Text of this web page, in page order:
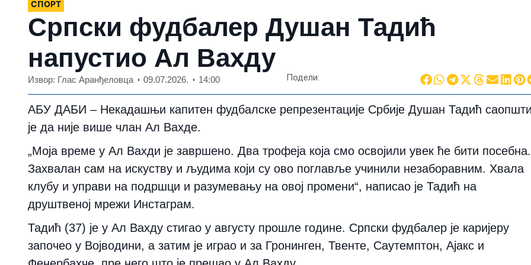
СПОРТ
Српски фудбалер Душан Тадић
напустио Ал Вахду
Извор: Глас Аранђеловца 09.07.2026. 14:00 Подели:
АБУ ДАБИ – Некадашњи капитен фудбалске репрезентације Србије Душан Тадић
је да није више члан Ал Вахде.
„Моја време у Ал Вахди је завршено. Два трофеја која смо освојили увек ће бити посебна.
Захвалан сам на искуству и људима који су ово поглавље учинили незаборавним. Хвала
клубу и управи на подршци и разумевању на овој промени“, написао је Тадић на
друштвеној мрежи Инстаграм.
Тадић (37) је у Ал Вахду стигао у августу прошле године. Српски фудбалер је каријеру
започео у Војводини, а затим је играо и за Гронинген, Твенте, Саутемптон, Ајакс и